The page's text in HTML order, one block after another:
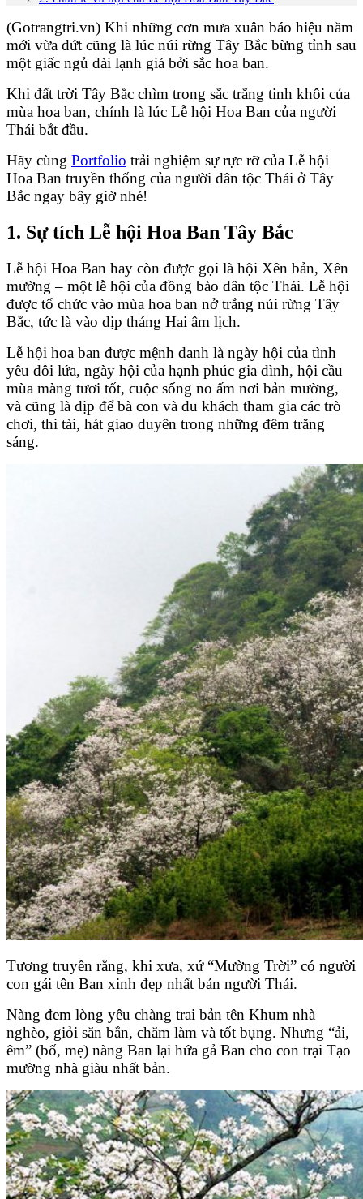
(Gotrangtri.vn) Khi những cơn mưa xuân báo hiệu năm
mới vừa dứt cũng là lúc núi rừng Tây Bắc bừng tỉnh sau
một giấc ngủ dài lạnh giá bởi sắc hoa ban.
Khi đất trời Tây Bắc chìm trong sắc trắng tinh khôi của
mùa hoa ban, chính là lúc Lễ hội Hoa Ban của người
Thái bắt đầu.
Hãy cùng Portfolio trải nghiệm sự rực rỡ của Lễ hội
Hoa Ban truyền thống của người dân tộc Thái ở Tây
Bắc ngay bây giờ nhé!
1. Sự tích Lễ hội Hoa Ban Tây Bắc
Lễ hội Hoa Ban hay còn được gọi là hội Xên bản, Xên
mường – một lễ hội của đồng bào dân tộc Thái. Lễ hội
được tổ chức vào mùa hoa ban nở trắng núi rừng Tây
Bắc, tức là vào dịp tháng Hai âm lịch.
Lễ hội hoa ban được mệnh danh là ngày hội của tình
yêu đôi lứa, ngày hội của hạnh phúc gia đình, hội cầu
mùa màng tươi tốt, cuộc sống no ấm nơi bản mường,
và cũng là dịp để bà con và du khách tham gia các trò
chơi, thi tài, hát giao duyên trong những đêm trăng
sáng.
Tương truyền rằng, khi xưa, xứ “Mường Trời” có người
con gái tên Ban xinh đẹp nhất bản người Thái.
Nàng đem lòng yêu chàng trai bản tên Khum nhà
nghèo, giỏi săn bắn, chăm làm và tốt bụng. Nhưng “ải,
êm” (bố, mẹ) nàng Ban lại hứa gả Ban cho con trại Tạo
mường nhà giàu nhất bản.